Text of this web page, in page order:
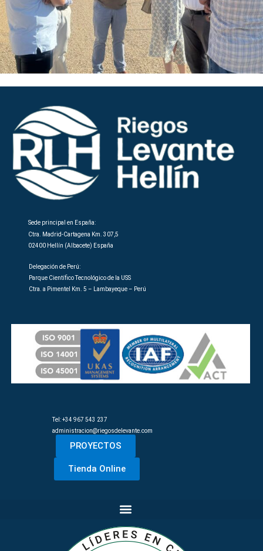
Sede principal en España:
Ctra. Madrid-Cartagena Km. 307,5
02400 Hellín (Albacete) España
Delegación de Perú:
Parque Científico Tecnológico de la USS
Ctra. a Pimentel Km. 5 – Lambayeque – Perú
Tel: +34 967 543 237
administracion@riegosdelevante.com
PROYECTOS
Tienda Online